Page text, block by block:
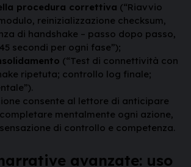
procedura correttiva (“Riavvio
reinizializzazione checksum,
di handshake – passo dopo passo,
secondi per ogni fase”);
(“Test di connettività con
ripetuta; controllo log finale;
consente al lettore di anticipare
mentalmente ogni azione,
di controllo e competenza.
avanzate: uso